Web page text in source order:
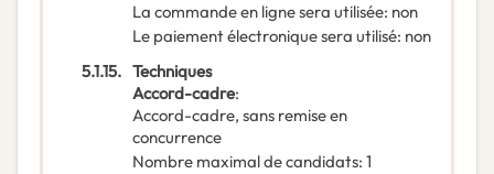
La commande en ligne sera utilisée: non
Le paiement électronique sera utilisé: non
5.1.15. Techniques
Accord-cadre:
Accord-cadre, sans remise en
concurrence
Nombre maximal de candidats: 1